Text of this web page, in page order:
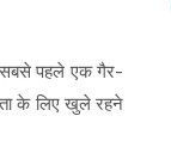
सबसे पहले एक गैर-
के लिए खुले रहने